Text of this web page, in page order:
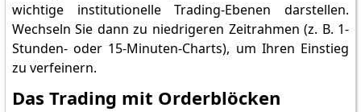
wichtige institutionelle Trading-Ebenen darstellen.
Wechseln Sie dann zu niedrigeren Zeitrahmen (z. B. 1-
Stunden- oder 15-Minuten-Charts), um Ihren Einstieg
zu verfeinern.
Das Trading mit Orderblöcken